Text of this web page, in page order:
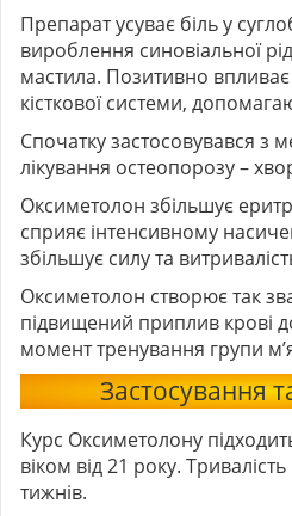
Препарат усуває біль у
вироблення синовіальної
мастила. Позитивно впливає
кісткової системи,
Спочатку застосовувався
лікування остеопорозу –
Оксиметолон збільшує
сприяє інтенсивному
збільшує силу та
Оксиметолон створює так
підвищений приплив крові
момент тренування групи
Застосування
Курс Оксиметолону
віком від 21 року.
тижнів.